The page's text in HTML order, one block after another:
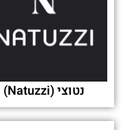
נטוצי (Natuzzi)